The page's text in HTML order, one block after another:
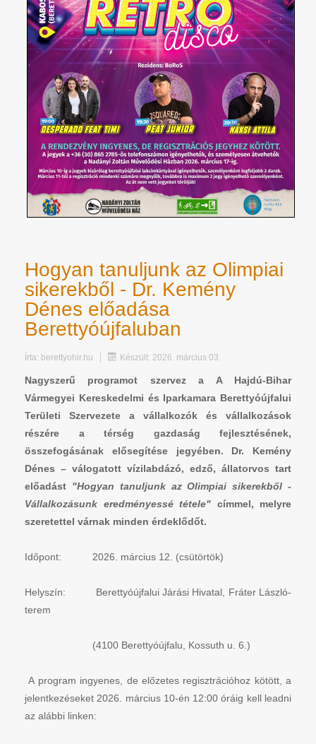
Hogyan tanuljunk az Olimpiai
sikerekből - Dr. Kemény
Dénes előadása
Berettyóújfaluban
Írta: berettyohir.hu Készült: 2026. március 03.
Nagyszerű programot szervez a A Hajdú-Bihar
Vármegyei Kereskedelmi és Iparkamara Berettyóújfalui
Területi Szervezete a vállalkozók és vállalkozások
részére a térség gazdaság fejlesztésének,
összefogásának elősegítése jegyében. Dr. Kemény
Dénes – válogatott vízilabdázó, edző, állatorvos tart
előadást "Hogyan tanuljunk az Olimpiai sikerekből -
Vállalkozásunk eredményessé tétele" címmel, melyre
szeretettel várnak minden érdeklődőt.
Időpont: 2026. március 12. (csütörtök)
Helyszín: Berettyóújfalui Járási Hivatal, Fráter László-
terem
(4100 Berettyóújfalu, Kossuth u. 6.)
A program ingyenes, de előzetes regisztrációhoz kötött, a
jelentkezéseket 2026. március 10-én 12:00 óráig kell leadni
az alábbi linken: